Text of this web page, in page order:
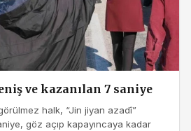
ve kazanılan 7 saniye
halk, “Jin jiyan azadî”
göz açıp kapayıncaya kadar